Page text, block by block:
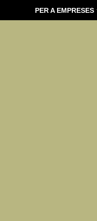
PER A EMPRESES